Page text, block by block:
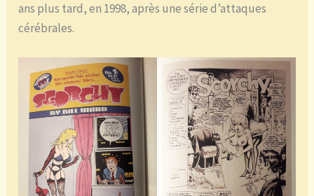
ans plus tard, en 1998, après une série d’attaques
cérébrales.